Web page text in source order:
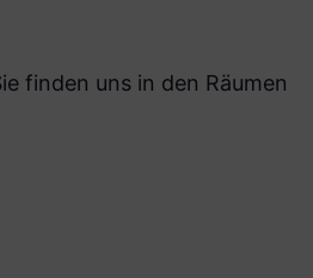
finden uns in den Räumen